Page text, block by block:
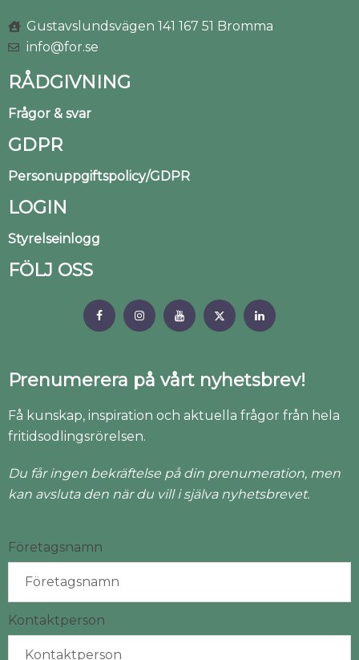
Gustavslundsvägen 141 167 51 Bromma
info@for.se
RÅDGIVNING
Frågor & svar
GDPR
Personuppgiftspolicy/GDPR
LOGIN
Styrelseinlogg
FÖLJ OSS
Prenumerera på vårt nyhetsbrev!
Få kunskap, inspiration och aktuella frågor från hela
fritidsodlingsrörelsen.
Du får ingen bekräftelse på din prenumeration, men
kan avsluta den när du vill i själva nyhetsbrevet.
Företagsnamn
Kontaktperson